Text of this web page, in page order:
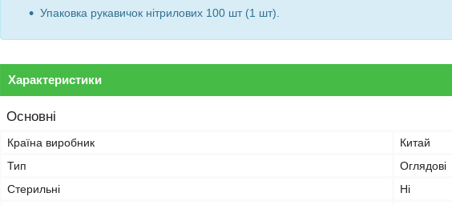
Упаковка рукавичок нітрилових 100 шт (1 шт).
Характеристики
Основні
Країна виробник
Китай
Тип
Оглядові
Стерильні
Ні